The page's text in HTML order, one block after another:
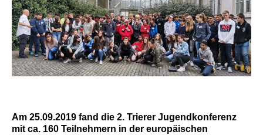
Am 25.09.2019 fand die 2. Trierer Jugendkonferenz
mit ca. 160 Teilnehmern in der europäischen